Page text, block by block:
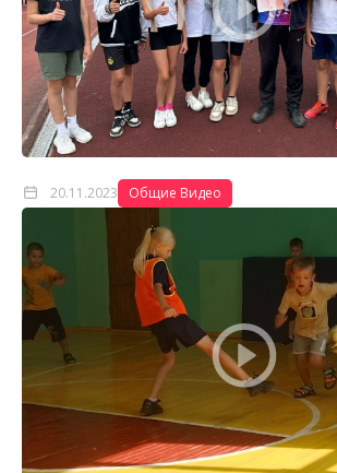
20.11.2023 Общие Видео
ФУТБОЛ В ШКОЛЕ!